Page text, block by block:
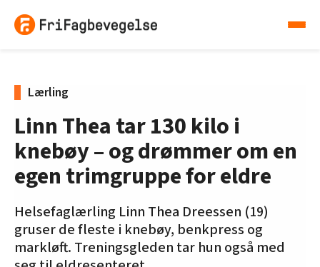
Lærling
Linn Thea tar 130 kilo i
knebøy – og drømmer om en
egen trimgruppe for eldre
Helsefaglærling Linn Thea Dreessen (19)
gruser de fleste i knebøy, benkpress og
markløft. Treningsgleden tar hun også med